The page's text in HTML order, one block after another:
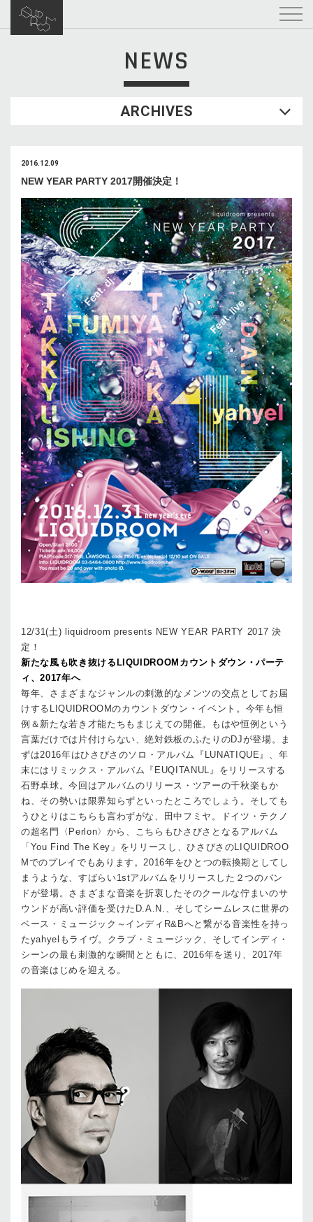
NEWS
ARCHIVES
2016.12.09
NEW YEAR PARTY 2017開催決定！
12/31(土) liquidroom presents NEW YEAR PARTY 2017 決
定！
新たな風も吹き抜けるLIQUIDROOMカウントダウン・パーテ
ィ、2017年へ
毎年、さまざまなジャンルの刺激的なメンツの交点としてお届
けするLIQUIDROOMのカウントダウン・イベント。今年も恒
例＆新たな若き才能たちもまじえての開催。もはや恒例という
言葉だけでは片付けらない、絶対鉄板のふたりのDJが登場。ま
ずは2016年はひさびさのソロ・アルバム『LUNATIQUE』、年
末にはリミックス・アルバム『EUQITANUL』をリリースする
石野卓球。今回はアルバムのリリース・ツアーの千秋楽もか
ね、その勢いは限界知らずといったところでしょう。そしても
うひとりはこちらも言わずがな、田中フミヤ。ドイツ・テクノ
の超名門〈Perlon〉から、こちらもひさびさとなるアルバム
「You Find The Key」をリリースし、ひさびさのLIQUIDROO
Mでのプレイでもあります。2016年をひとつの転換期としてし
まうような、すばらい1stアルバムをリリースした２つのバン
ドが登場。さまざまな音楽を折衷したそのクールな佇まいのサ
ウンドが高い評価を受けたD.A.N.、そしてシームレスに世界の
ベース・ミュージック～インディR&Bへと繋がる音楽性を持っ
たyahyelもライヴ。クラブ・ミュージック、そしてインディ・
シーンの最も刺激的な瞬間とともに、2016年を送り、2017年
の音楽はじめを迎える。